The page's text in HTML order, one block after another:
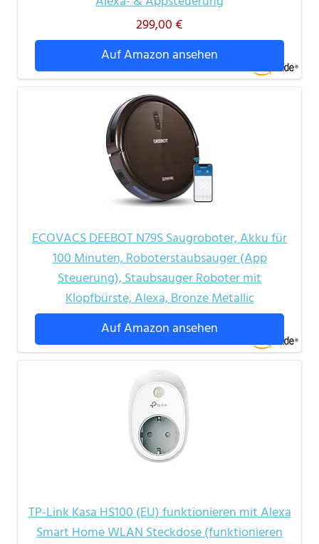
299,00 €
Auf Amazon ansehen
ECOVACS DEEBOT N79S Saugroboter, Akku für
100 Minuten, Roboterstaubsauger (App
Steuerung), Staubsauger Roboter mit
Klopfbürste, Alexa, Bronze Metallic
Auf Amazon ansehen
TP-Link Kasa HS100 (EU) funktionieren mit Alexa
Smart Home WLAN Steckdose (funktionieren